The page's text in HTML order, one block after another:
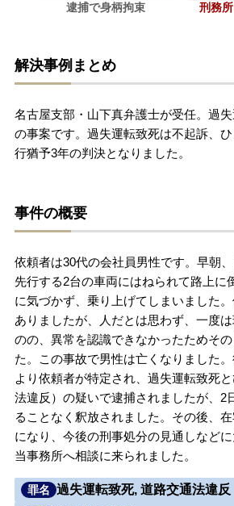
弁護士紹介
弁護士費用
解決実績
ご依頼者からのお手紙
無料相談の口コミ評判
刑事事件について 知りたい方
刑事事件データベース
逮捕で身柄拘束 刑務
解決事例まとめ
名古屋支部・山下真弁護士が受任。過
の事案です。過失運転致死は不起訴、
行猶予3年の判決となりました。
事件の概要
依頼者は30代の会社員男性です。早朝、
先行する2台の車両にはねられて路上に
に気づかず、乗り上げてしまいました
ありましたが、人だとは思わず、一度
のの、異常を認識できなかったためそ
た。この事故で男性は亡くなりました
より依頼者が特定され、過失運転致死
法違反）の疑いで逮捕されましたが、2
ることなく釈放されました。その後、
になり、今後の刑事処分の見通しなどに
当事務所へ相談に来られました。
罪名 過失運転致死, 道路交通法違反